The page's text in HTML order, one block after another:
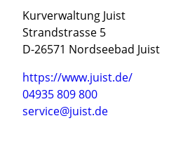
Kurverwaltung Juist
Strandstrasse 5
D-26571 Nordseebad Juist
https://www.juist.de/
04935 809 800
service@juist.de